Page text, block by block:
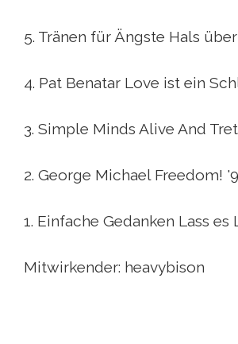
5. Tränen für Ängste Hals
4. Pat Benatar Love ist ein
3. Simple Minds Alive And
2. George Michael Freedom!
1. Einfache Gedanken Lass es
Mitwirkender: heavybison